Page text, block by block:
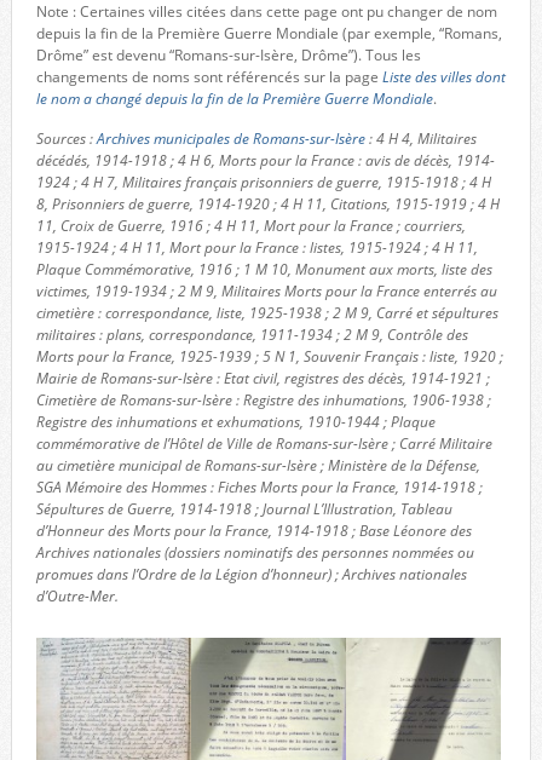
Note : Certaines villes citées dans cette page ont pu changer de nom
depuis la fin de la Première Guerre Mondiale (par exemple, “Romans,
Drôme” est devenu “Romans-sur-Isère, Drôme”). Tous les
changements de noms sont référencés sur la page Liste des villes dont
le nom a changé depuis la fin de la Première Guerre Mondiale.
Sources :Archives municipales de Romans-sur-Isère: 4 H 4, Militaires
décédés, 1914-1918 ; 4 H 6, Morts pour la France : avis de décès, 1914-
1924 ; 4 H 7, Militaires français prisonniers de guerre, 1915-1918 ; 4 H
8, Prisonniers de guerre, 1914-1920 ; 4 H 11, Citations, 1915-1919 ; 4 H
11, Croix de Guerre, 1916 ; 4 H 11, Mort pour la France ; courriers,
1915-1924 ; 4 H 11, Mort pour la France : listes, 1915-1924 ; 4 H 11,
Plaque Commémorative, 1916 ; 1 M 10, Monument aux morts, liste des
victimes, 1919-1934 ; 2 M 9, Militaires Morts pour la France enterrés au
cimetière : correspondance, liste, 1925-1938 ; 2 M 9, Carré et sépultures
militaires : plans, correspondance, 1911-1934 ; 2 M 9, Contrôle des
Morts pour la France, 1925-1939 ; 5 N 1, Souvenir Français : liste, 1920 ;
Mairie de Romans-sur-Isère : Etat civil, registres des décès, 1914-1921 ;
Cimetière de Romans-sur-Isère : Registre des inhumations, 1906-1938 ;
Registre des inhumations et exhumations, 1910-1944 ; Plaque
commémorative de l’Hôtel de Ville de Romans-sur-Isère ; Carré Militaire
au cimetière municipal de Romans-sur-Isère ; Ministère de la Défense,
SGA Mémoire des Hommes : Fiches Morts pour la France, 1914-1918 ;
Sépultures de Guerre, 1914-1918 ; Journal L’Illustration, Tableau
d’Honneur des Morts pour la France, 1914-1918 ; Base Léonore des
Archives nationales (dossiers nominatifs des personnes nommées ou
promues dans l’Ordre de la Légion d’honneur) ; Archives nationales
d’Outre-Mer.